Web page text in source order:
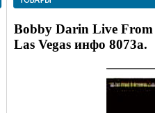
Bobby Darin Live From
Las Vegas инфо 8073a.